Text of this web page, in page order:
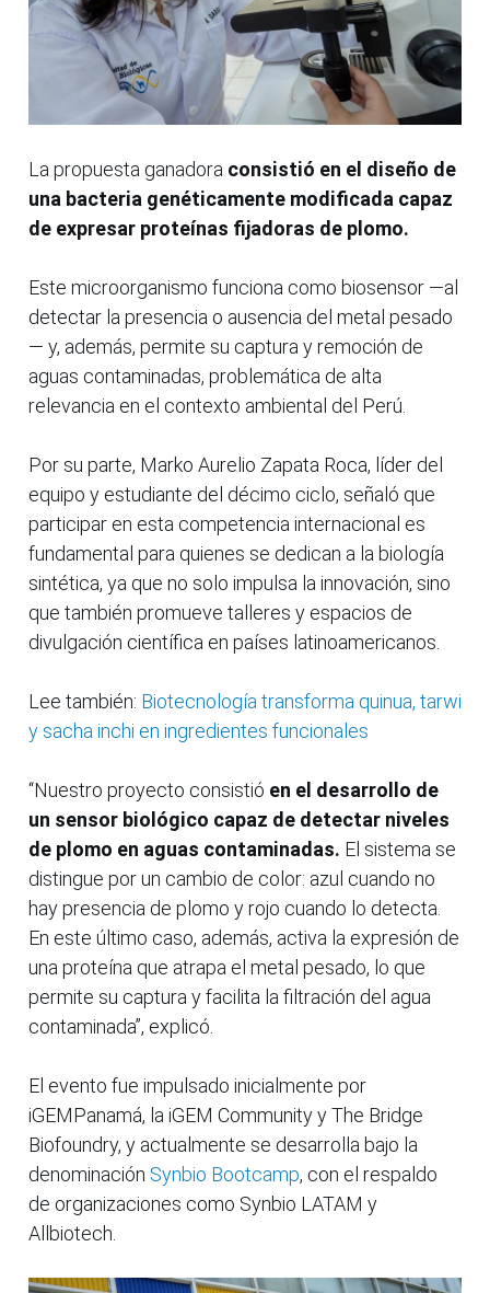
La propuesta ganadora consistió en el diseño de
una bacteria genéticamente modificada capaz
de expresar proteínas fijadoras de plomo.
Este microorganismo funciona como biosensor —al
detectar la presencia o ausencia del metal pesado
— y, además, permite su captura y remoción de
aguas contaminadas, problemática de alta
relevancia en el contexto ambiental del Perú.
Por su parte, Marko Aurelio Zapata Roca, líder del
equipo y estudiante del décimo ciclo, señaló que
participar en esta competencia internacional es
fundamental para quienes se dedican a la biología
sintética, ya que no solo impulsa la innovación, sino
que también promueve talleres y espacios de
divulgación científica en países latinoamericanos.
Lee también: Biotecnología transforma quinua, tarwi
y sacha inchi en ingredientes funcionales
“Nuestro proyecto consistió en el desarrollo de
un sensor biológico capaz de detectar niveles
de plomo en aguas contaminadas. El sistema se
distingue por un cambio de color: azul cuando no
hay presencia de plomo y rojo cuando lo detecta.
En este último caso, además, activa la expresión de
una proteína que atrapa el metal pesado, lo que
permite su captura y facilita la filtración del agua
contaminada”, explicó.
El evento fue impulsado inicialmente por
iGEMPanamá, la iGEM Community y The Bridge
Biofoundry, y actualmente se desarrolla bajo la
denominación Synbio Bootcamp, con el respaldo
de organizaciones como Synbio LATAM y
Allbiotech.